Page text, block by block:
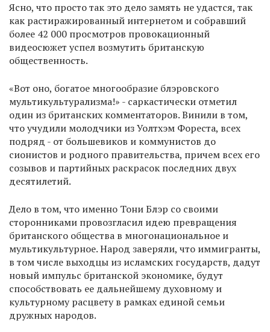
Ясно, что просто так это дело замять не удастся, так
как растиражированный интернетом и собравший
более 42 000 просмотров провокационный
видеосюжет успел возмутить британскую
общественность.
«Вот оно, богатое многообразие блэровского
мультикультурализма!» - саркастически отметил
один из британских комментаторов. Винили в том,
что учудили молодчики из Уолтхэм Фореста, всех
подряд - от большевиков и коммунистов до
сионистов и родного правительства, причем всех его
созывов и партийных раскрасок последних двух
десятилетий.
Дело в том, что именно Тони Блэр со своими
сторонниками провозгласил идею превращения
британского общества в многонациональное и
мультикультурное. Народ заверяли, что иммигранты,
в том числе выходцы из исламских государств, дадут
новый импульс британской экономике, будут
способствовать ее дальнейшему духовному и
культурному расцвету в рамках единой семьи
дружных народов.